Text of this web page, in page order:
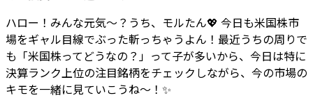
ハロー！みんな元気〜？うち、モルたん💖 今日も米国株市
場をギャル目線でぶった斬っちゃうよん！最近うちの周りで
も「米国株ってどうなの？」って子が多いから、今日は特に
決算ランク上位の注目銘柄をチェックしながら、今の市場の
キモを一緒に見ていこうね〜！✨